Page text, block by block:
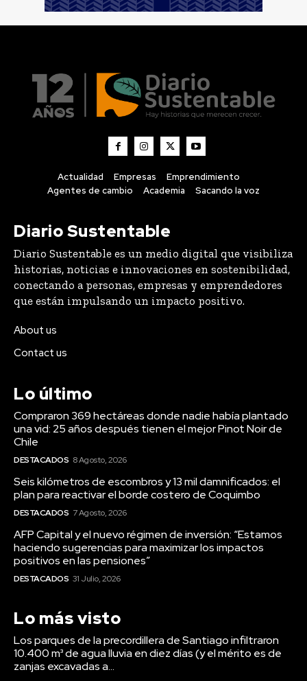
Actualidad Empresas
Emprendimiento
Agentes de cambio
Academia Sacando la voz
Diario Sustentable
Diario Sustentable es un medio digital que visibiliza
historias, noticias e innovaciones en sostenibilidad,
conectando a personas, empresas y emprendedores
que están impulsando un impacto positivo.
About us
Contact us
Lo último
Compraron 369 hectáreas donde nadie había plantado
una vid: 25 años después tienen el mejor Pinot Noir de
Chile
DESTACADOS 8 Agosto, 2026
Seis kilómetros de escombros y 13 mil damnificados: el
plan para reactivar el borde costero de Coquimbo
DESTACADOS 7 Agosto, 2026
AFP Capital y el nuevo régimen de inversión: “Estamos
haciendo sugerencias para maximizar los impactos
positivos en las pensiones”
DESTACADOS 31 Julio, 2026
Lo más visto
Los parques de la precordillera de Santiago infiltraron
10.400 m³ de agua lluvia en diez días (y el mérito es de
zanjas excavadas a...